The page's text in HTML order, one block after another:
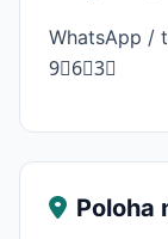
WhatsApp /
9⃣6⃣3⃣
Poloha